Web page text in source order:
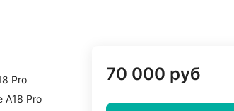
Pro
A18 Pro
70 000 руб